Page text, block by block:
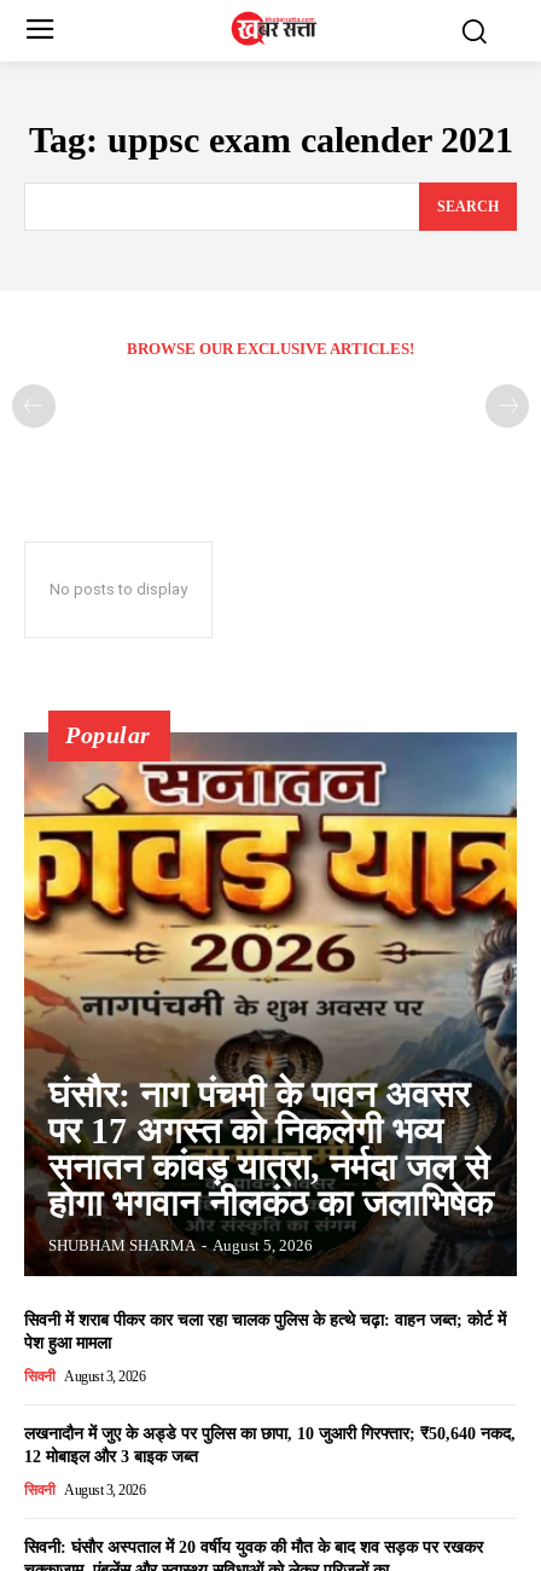
Tag: uppsc exam calender 2021
SEARCH
BROWSE OUR EXCLUSIVE ARTICLES!
No posts to display
Popular
घंसौर: नाग पंचमी के पावन अवसर
पर 17 अगस्त को निकलेगी भव्य
सनातन कांवड़ यात्रा, नर्मदा जल से
होगा भगवान नीलकंठ का जलाभिषेक
SHUBHAM SHARMA - August 5, 2026
सिवनी में शराब पीकर कार चला रहा चालक पुलिस के हत्थे चढ़ा: वाहन जब्त; कोर्ट में
पेश हुआ मामला
सिवनी August 3, 2026
लखनादौन में जुए के अड्डे पर पुलिस का छापा, 10 जुआरी गिरफ्तार; ₹50,640 नकद,
12 मोबाइल और 3 बाइक जब्त
सिवनी August 3, 2026
सिवनी: घंसौर अस्पताल में 20 वर्षीय युवक की मौत के बाद शव सड़क पर रखकर